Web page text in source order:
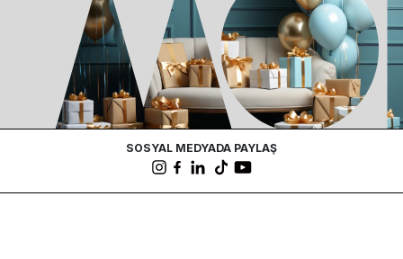
SOSYAL MEDYADA PAYLAŞ